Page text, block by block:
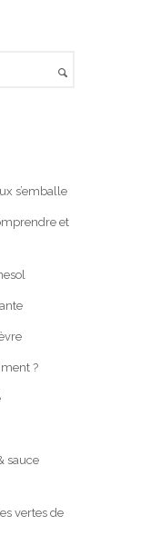
s’emballe
et
?
sauce
vertes de